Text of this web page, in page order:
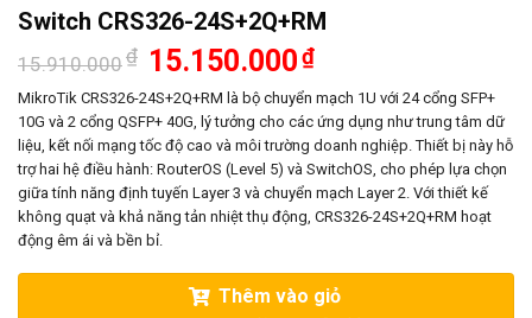
Switch CRS326-24S+2Q+RM
15.910.000₫ Giá
gốc
là:
15.910.000₫.
15.150.000₫Giá
tại
là:
15.150.000₫.
MikroTik CRS326-24S+2Q+RM là bộ chuyển mạch 1U với 24 cổng SFP+
10G và 2 cổng QSFP+ 40G, lý tưởng cho các ứng dụng như trung tâm dữ
liệu, kết nối mạng tốc độ cao và môi trường doanh nghiệp. Thiết bị này hỗ
trợ hai hệ điều hành: RouterOS (Level 5) và SwitchOS, cho phép lựa chọn
giữa tính năng định tuyến Layer 3 và chuyển mạch Layer 2. Với thiết kế
không quạt và khả năng tản nhiệt thụ động, CRS326-24S+2Q+RM hoạt
động êm ái và bền bỉ.
Thêm vào giỏ